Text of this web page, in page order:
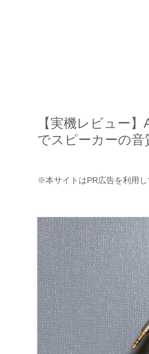
【実機レビュー
でスピーカーの
※本サイトはPR広告を利用し